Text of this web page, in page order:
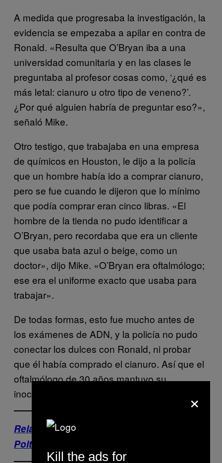
A medida que progresaba la investigación, la
evidencia se empezaba a apilar en contra de
Ronald. «Resulta que O’Bryan iba a una
universidad comunitaria y en las clases le
preguntaba al profesor cosas como, ‘¿qué es
más letal: cianuro u otro tipo de veneno?’.
¿Por qué alguien habría de preguntar eso?»,
señaló Mike.
Otro testigo, que trabajaba en una empresa
de químicos en Houston, le dijo a la policía
que un hombre había ido a comprar cianuro,
pero se fue cuando le dijeron que lo mínimo
que podía comprar eran cinco libras. «El
hombre de la tienda no pudo identificar a
O’Bryan, pero recordaba que era un cliente
que usaba bata azul o beige, como un
doctor», dijo Mike. «O’Bryan era oftalmólogo;
ese era el uniforme exacto que usaba para
trabajar».
De todas formas, esto fue mucho antes de
los exámenes de ADN, y la policía no pudo
conectar los dulces con Ronald, ni probar
que él había comprado el cianuro. Así que el
oftalmólogo de 30 años mantuvo su
inocencia.
Relacionados: ¡Ya están aquí! Moda
Poltertgeist
×
Kill the ads for